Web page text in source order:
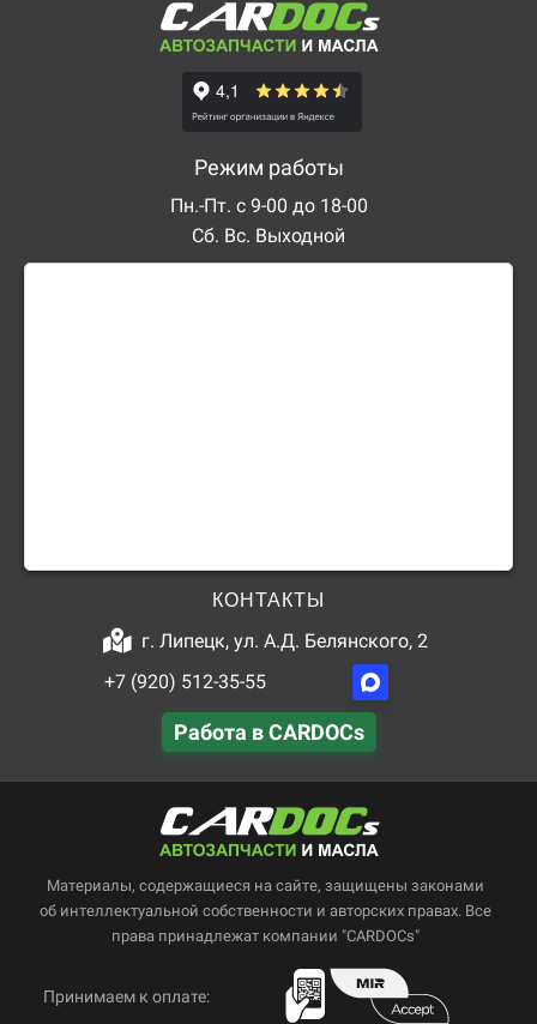
Режим работы
Пн.-Пт. с 9-00 до 18-00
Сб. Вс. Выходной
КОНТАКТЫ
г. Липецк, ул. А.Д. Белянского, 2
+7 (920) 512-35-55
Работа в CARDOCs
Материалы, содержащиеся на сайте, защищены законами
об интеллектуальной собственности и авторских правах. Все
права принадлежат компании "CARDOCs"
Принимаем к оплате: